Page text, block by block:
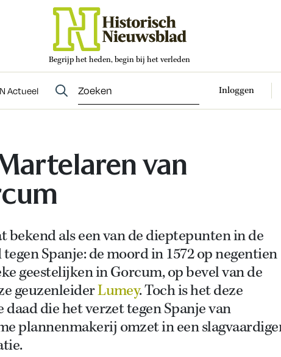
Begrijp het heden, begin bij het verleden
Actueel Inloggen
Evenementen
van
bekend als een van de dieptepunten in de
Spanje: de moord in 1572 op negentien
geestelijken in Gorcum, op bevel van de
geuzenleiderLumey. Toch is het deze
daad die het verzet tegen Spanje van
plannenmakerij omzet in een